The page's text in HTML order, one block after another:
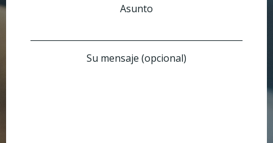
Asunto
Su mensaje (opcional)